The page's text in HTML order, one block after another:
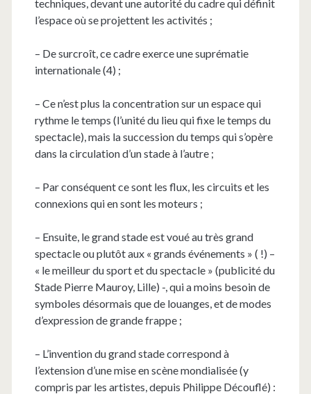
techniques, devant une autorité du cadre qui définit
l’espace où se projettent les activités ;
– De surcroît, ce cadre exerce une suprématie
internationale (4) ;
– Ce n’est plus la concentration sur un espace qui
rythme le temps (l’unité du lieu qui fixe le temps du
spectacle), mais la succession du temps qui s’opère
dans la circulation d’un stade à l’autre ;
– Par conséquent ce sont les flux, les circuits et les
connexions qui en sont les moteurs ;
– Ensuite, le grand stade est voué au très grand
spectacle ou plutôt aux « grands événements » ( !) –
« le meilleur du sport et du spectacle » (publicité du
Stade Pierre Mauroy, Lille) -, qui a moins besoin de
symboles désormais que de louanges, et de modes
d’expression de grande frappe ;
– L’invention du grand stade correspond à
l’extension d’une mise en scène mondialisée (y
compris par les artistes, depuis Philippe Découflé) :